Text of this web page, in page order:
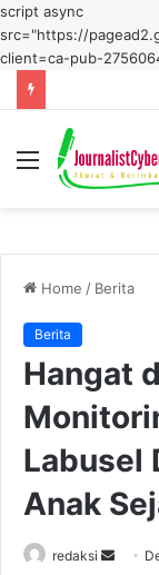
script async
src="https://
client=ca-pub-
Menu
Home / Berita
Berita
Hangat
Labusel
Anak
redaksi
Send